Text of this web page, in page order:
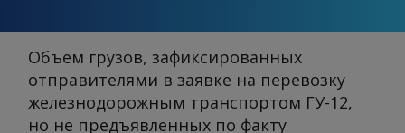
Объем грузов, зафиксированных
отправителями в заявке на перевозку
железнодорожным транспортом ГУ-12,
но не предъявленных по факту